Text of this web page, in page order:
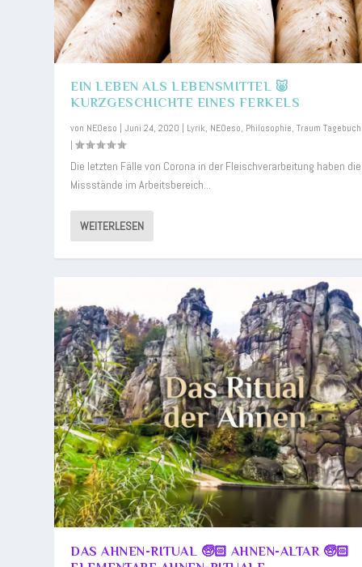
EIN LEBEN ALS LEBENSMITTEL 🐷
KURZGESCHICHTE EINES FERKELS
von NEOeso |Juni 24, 2020 | Lyrik, NEOeso, Philosophie,Traum Tagebuch
|
Die letzten Fälle von Corona in der Fleischverarbeitung haben die
Missstände im Arbeitsbereich...
WEITERLESEN
DAS AHNEN-RITUAL 🧓🏻 AHNEN-ALTAR 🧓🏻